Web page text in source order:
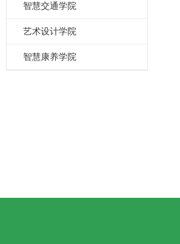
智慧交通学院
艺术设计学院
智慧康养学院